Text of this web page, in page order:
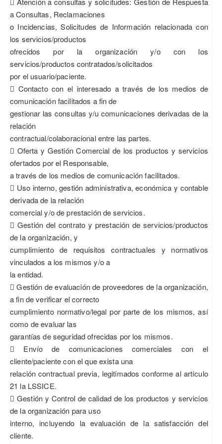
a Consultas, Reclamaciones
o Incidencias, Solicitudes de Información relacionada con
los servicios/productos
ofrecidos por la organización y/o con los
servicios/productos contratados/solicitados
por el usuario/paciente.
 Contacto con el interesado a través de los medios de
comunicación facilitados a fin de
gestionar las consultas y/u comunicaciones derivadas de la
relación
contractual/colaboracional entre las partes.
 Oferta y Gestión Comercial de los productos y servicios
ofertados por el Responsable,
a través de los medios de comunicación facilitados.
 Uso interno, gestión administrativa, económica y contable
derivada de la relación
comercial y/o de prestación de servicios.
 Gestión del contrato y prestación de servicios/productos
de la organización, y
cumplimiento de requisitos contractuales y normativos
vinculados a los mismos y/o a
la entidad.
 Gestión de evaluación de proveedores de la organización,
a fin de verificar el correcto
cumplimiento normativo/legal por parte de los mismos, así
como de evaluar las
garantías de seguridad ofrecidas por los mismos.
 Envío de comunicaciones comerciales con el
cliente/paciente con el que exista una
relación contractual previa, legitimados conforme al artículo
21 la LSSICE.
 Gestión y Control de calidad de los productos y servicios
de la organización para uso
interno, incluyendo la evaluación de la satisfacción del
cliente.